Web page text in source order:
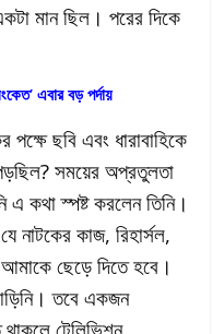
মান ছিল। পরের দিকে
এবার বড় পর্দায়
ছবি এবং ধারাবাহিকে
সময়ের অপ্রতুলতা
এ কথা স্পষ্ট করলেন তিনি।
নাটকের কাজ, রিহার্সল,
ছেড়ে দিতে হবে।
তবে একজন